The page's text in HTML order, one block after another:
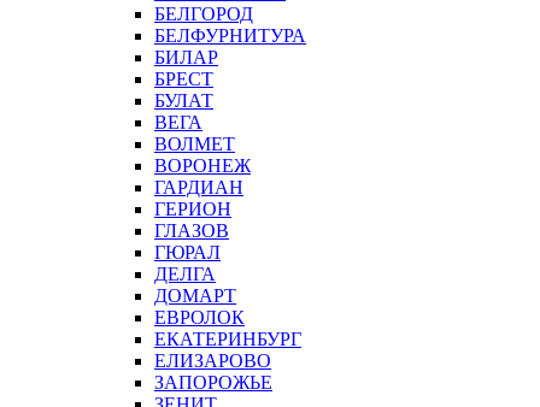
БЕЛГОРОД
БЕЛФУРНИТУРА
БИЛАР
БРЕСТ
БУЛАТ
ВЕГА
ВОЛМЕТ
ВОРОНЕЖ
ГАРДИАН
ГЕРИОН
ГЛАЗОВ
ГЮРАЛ
ДЕЛГА
ДОМАРТ
ЕВРОЛОК
ЕКАТЕРИНБУРГ
ЕЛИЗАРОВО
ЗАПОРОЖЬЕ